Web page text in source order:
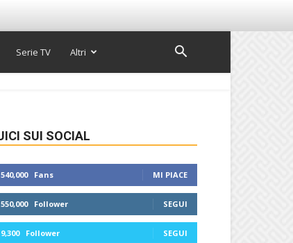
Serie TV Altri
SUI SOCIAL
540,000 Fans MI PIACE
550,000 Follower SEGUI
9,300 Follower SEGUI